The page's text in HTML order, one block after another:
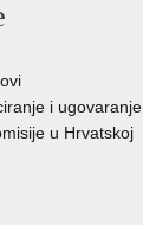
i ugovaranje
u Hrvatskoj